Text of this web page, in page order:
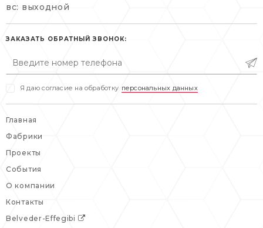
пн-пт: 10:00-20:00
сб, вс: выходной
пн-пт: 10:00-19:00
сб: выходной
вс: выходной
ЗАКАЗАТЬ ОБРАТНЫЙ ЗВОНОК:
Я даю согласие на обработку персональных данных
Главная
Фабрики
Проекты
События
О компании
Контакты
Belveder-Effegibi